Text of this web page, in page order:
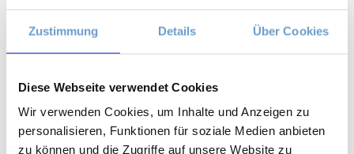
Zustimmung Details Über Cookies
Diese Webseite verwendet Cookies
Wir verwenden Cookies, um Inhalte und Anzeigen zu
personalisieren, Funktionen für soziale Medien anbieten
zu können und die Zugriffe auf unsere Website zu
Autonomes Nervensystem(2)
Ayurveda(6)
Beinpflege(1)
Berührung
Besinnlichkeit
Bewusstheit